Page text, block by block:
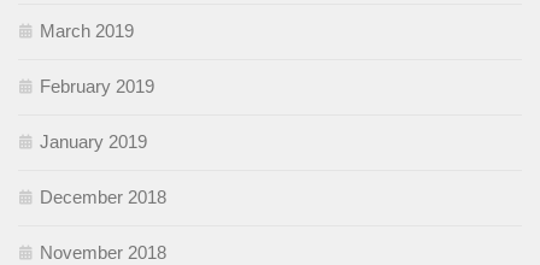
March 2019
February 2019
January 2019
December 2018
November 2018